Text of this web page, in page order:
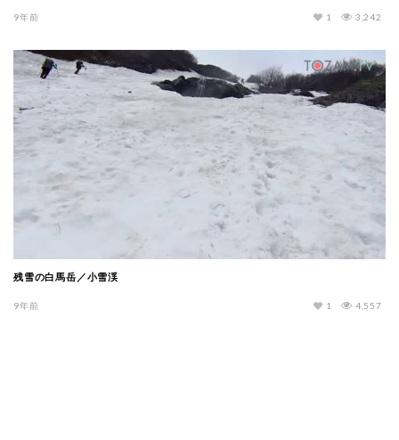
9年前 3,242
1
残雪の白馬岳／小雪渓
9年前 4,557
1